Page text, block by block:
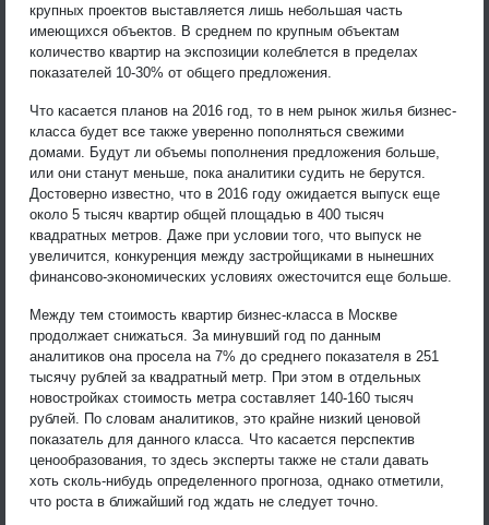
крупных проектов выставляется лишь небольшая часть
имеющихся объектов. В среднем по крупным объектам
количество квартир на экспозиции колеблется в пределах
показателей 10-30% от общего предложения.
Что касается планов на 2016 год, то в нем рынок жилья бизнес-
класса будет все также уверенно пополняться свежими
домами. Будут ли объемы пополнения предложения больше,
или они станут меньше, пока аналитики судить не берутся.
Достоверно известно, что в 2016 году ожидается выпуск еще
около 5 тысяч квартир общей площадью в 400 тысяч
квадратных метров. Даже при условии того, что выпуск не
увеличится, конкуренция между застройщиками в нынешних
финансово-экономических условиях ожесточится еще больше.
Между тем стоимость квартир бизнес-класса в Москве
продолжает снижаться. За минувший год по данным
аналитиков она просела на 7% до среднего показателя в 251
тысячу рублей за квадратный метр. При этом в отдельных
новостройках стоимость метра составляет 140-160 тысяч
рублей. По словам аналитиков, это крайне низкий ценовой
показатель для данного класса. Что касается перспектив
ценообразования, то здесь эксперты также не стали давать
хоть сколь-нибудь определенного прогноза, однако отметили,
что роста в ближайший год ждать не следует точно.